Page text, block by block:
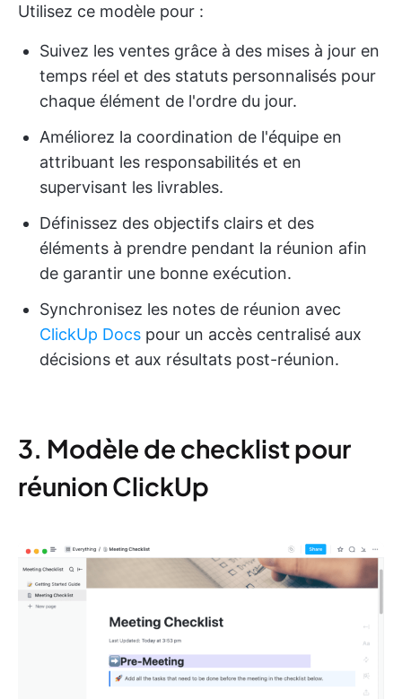
Utilisez ce modèle pour :
Suivez les ventes grâce à des mises à jour en
temps réel et des statuts personnalisés pour
chaque élément de l'ordre du jour.
Améliorez la coordination de l'équipe en
attribuant les responsabilités et en
supervisant les livrables.
Définissez des objectifs clairs et des
éléments à prendre pendant la réunion afin
de garantir une bonne exécution.
Synchronisez les notes de réunion avec
ClickUp Docs pour un accès centralisé aux
décisions et aux résultats post-réunion.
3. Modèle de checklist pour
réunion ClickUp